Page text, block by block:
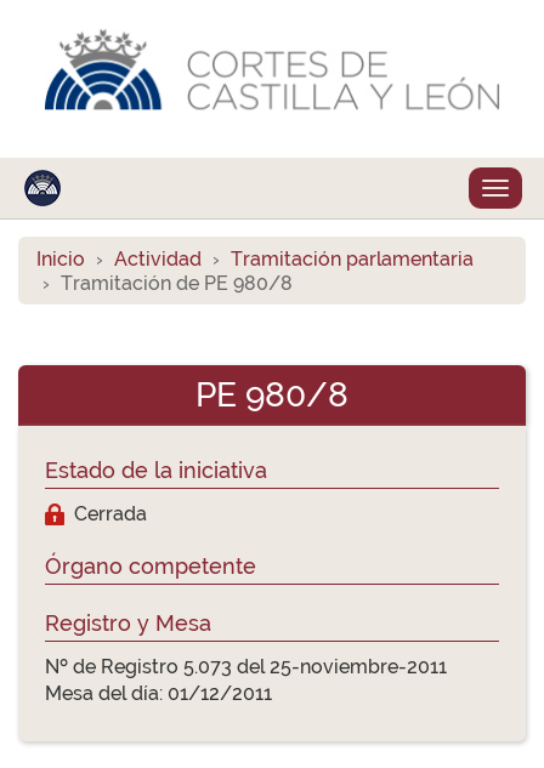
Inicio Actividad
Tramitación parlamentaria
Tramitación de PE 980/8
PE 980/8
Estado de la iniciativa
Cerrada
Órgano competente
Registro y Mesa
Nº de Registro 5.073 del 25-noviembre-2011
Mesa del día: 01/12/2011